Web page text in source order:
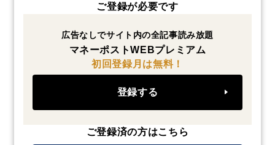
ご登録が必要です
広告なしでサイト内の全記事読み放題
マネーポストWEBプレミアム
初回登録月は無料！
登録する
ご登録済の方はこちら